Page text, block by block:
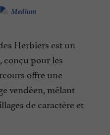
Medium
Herbiers est un
conçu pour les
offre une
vendéen, mêlant
de caractère et